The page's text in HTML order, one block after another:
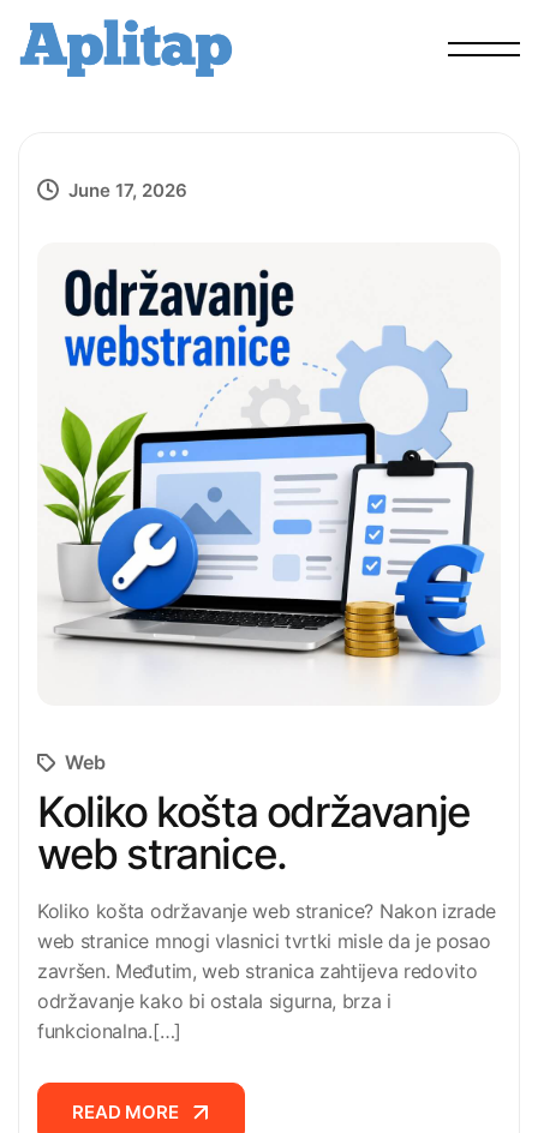
June 17, 2026
Web
Koliko košta održavanje
web stranice.
Koliko košta održavanje web stranice? Nakon izrade
web stranice mnogi vlasnici tvrtki misle da je posao
završen. Međutim, web stranica zahtijeva redovito
održavanje kako bi ostala sigurna, brza i
funkcionalna.[…]
READ MORE